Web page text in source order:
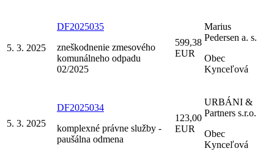
5. 3. 2025
DF2025035
zneškodnenie zmesového
komunálneho odpadu
02/2025
599,38
EUR
Marius
Pedersen a. s.
Obec
Kynceľová
5. 3. 2025
DF2025034
komplexné právne služby -
paušálna odmena
123,00
EUR
URBÁNI &
Partners s.r.o.
Obec
Kynceľová